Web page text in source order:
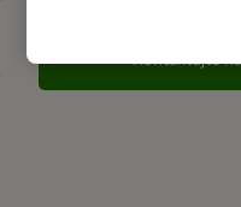
Kontaktujte